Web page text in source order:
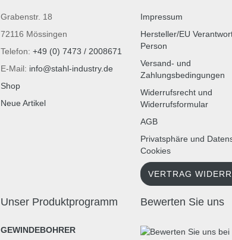
Grabenstr. 18
72116 Mössingen
Telefon: +49 (0) 7473 / 2008671
E-Mail: info@stahl-industry.de
Shop
Neue Artikel
Impressum
Hersteller/EU
Person
Versand- und
Zahlungsbedingungen
Widerrufsrecht und
Widerrufsformular
AGB
Privatsphäre und
Cookies
VERTRAG
Unser Produktprogramm
GEWINDEBOHRER
Bewerten Sie uns